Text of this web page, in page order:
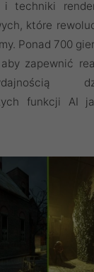
i techniki
które
Ponad 700
zapewnić
funkcji AI